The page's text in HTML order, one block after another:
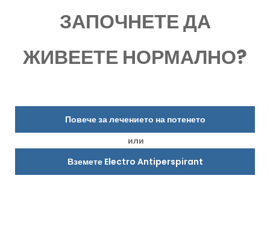
ЗАПОЧНЕТЕ ДА
ЖИВЕЕТЕ НОРМАЛНО?
Повече за лечението на потенето
или
Вземете Electro Antiperspirant